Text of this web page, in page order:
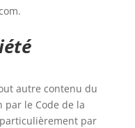
autre contenu du
par le Code de la
par